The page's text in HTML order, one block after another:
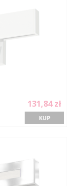
131,84 zł
KUP